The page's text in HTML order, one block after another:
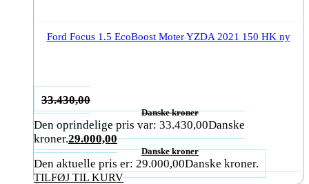
Ford Focus 1.5 EcoBoost Moter YZDA 2021 150 HK ny
33.430,00
Danske kroner
Den oprindelige pris var: 33.430,00Danske
kroner.29.000,00
Danske kroner
Den aktuelle pris er: 29.000,00Danske kroner.
TILFØJ TIL KURV